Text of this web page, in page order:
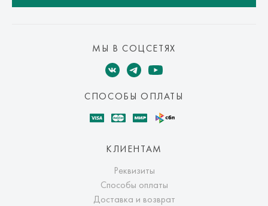
МЫ В СОЦСЕТЯХ
СПОСОБЫ ОПЛАТЫ
КЛИЕНТАМ
Реквизиты
Способы оплаты
Доставка и возврат